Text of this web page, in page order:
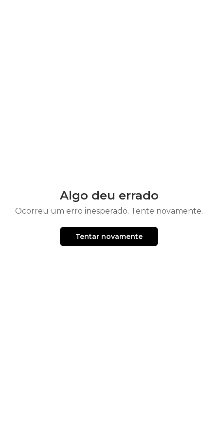
Algo deu errado
Ocorreu um erro inesperado. Tente novamente.
Tentar novamente